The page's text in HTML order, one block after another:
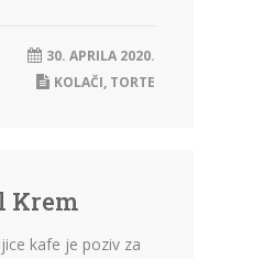
30. APRILA 2020.
KOLAČI, TORTE
Krem
kafe je poziv za